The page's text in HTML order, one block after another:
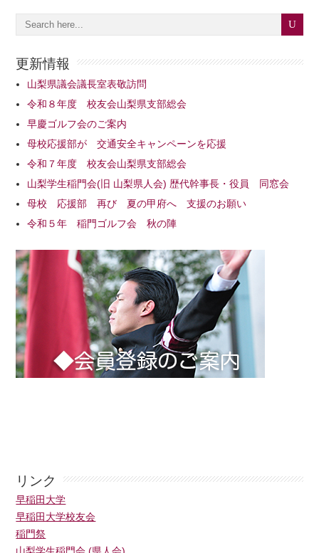
更新情報
山梨県議会議長室表敬訪問
令和８年度 校友会山梨県支部総会
早慶ゴルフ会のご案内
母校応援部が 交通安全キャンペーンを応援
令和７年度 校友会山梨県支部総会
山梨学生稲門会(旧 山梨県人会) 歴代幹事長・役員 同窓会
母校 応援部 再び 夏の甲府へ 支援のお願い
令和５年 稲門ゴルフ会 秋の陣
リンク
早稲田大学
早稲田大学校友会
稲門祭